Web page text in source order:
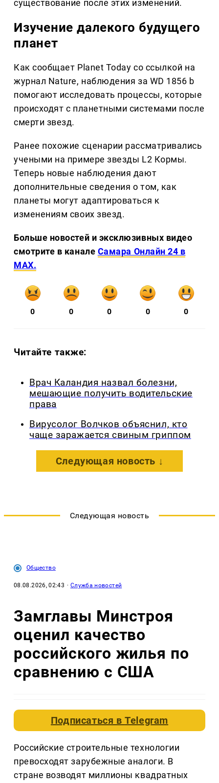
существование после этих изменений.
Изучение далекого будущего
планет
Как сообщает Planet Today со ссылкой на
журнал Nature, наблюдения за WD 1856 b
помогают исследовать процессы, которые
происходят с планетными системами после
смерти звезд.
Ранее похожие сценарии рассматривались
учеными на примере звезды L2 Кормы.
Теперь новые наблюдения дают
дополнительные сведения о том, как
планеты могут адаптироваться к
изменениям своих звезд.
Больше новостей и эксклюзивных видео
смотрите в канале Самара Онлайн 24 в
MAX.
0 0 0 0 0
Читайте также:
Врач Каландия назвал болезни,
мешающие получить водительские
права
Вирусолог Волчков объяснил, кто
чаще заражается свиным гриппом
Следующая новость ↓
Следующая новость
Общество
08.08.2026, 02:43 · Служба новостей
Замглавы Минстроя
оценил качество
российского жилья по
сравнению с США
Подписаться вTelegram
Российские строительные технологии
превосходят зарубежные аналоги. В
стране возводят миллионы квадратных